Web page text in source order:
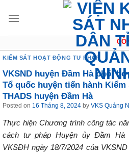
KIỂM SÁT HOẠT ĐỘNG TƯ PHÁP
VKSND huyện Đầm Hà phối
Tổ quốc huyện tiến hành
THADS huyện Đầm Hà
Posted on 16 Tháng 8, 2024 by VKS Quảng
Thực hiện Chương trình công tác
cách tư pháp Huyện ủy Đầm Hà
VKSĐH ngày 18/7/2024 của